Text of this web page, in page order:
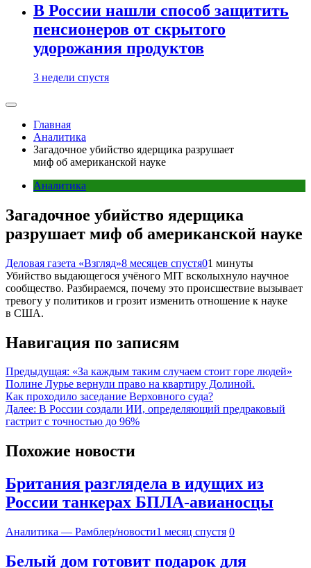
В России нашли способ защитить
пенсионеров от скрытого
удорожания продуктов
3 недели спустя
Главная
Аналитика
Загадочное убийство ядерщика разрушает
миф об американской науке
Аналитика
Загадочное убийство ядерщика
разрушает миф об американской науке
Деловая газета «Взгляд»8 месяцев спустя01 минуты
Убийство выдающегося учёного MIT всколыхнуло научное
сообщество. Разбираемся, почему это происшествие вызывает
тревогу у политиков и грозит изменить отношение к науке
в США.
Навигация по записям
Предыдущая: «За каждым таким случаем стоит горе людей»
Полине Лурье вернули право на квартиру Долиной.
Как проходило заседание Верховного суда?
Далее: В России создали ИИ, определяющий предраковый
гастрит с точностью до 96%
Похожие новости
Британия разглядела в идущих из
России танкерах БПЛА-авианосцы
Аналитика — Рамблер/новости1 месяц спустя 0
Белый дом готовит подарок для